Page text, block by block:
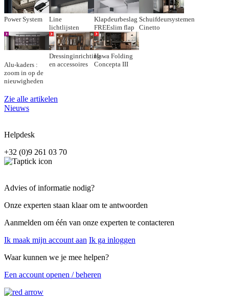
Power System
Line
lichtlijsten
Klapdeurbeslag
FREEslim flap
Schuifdeursystemen
Cinetto
Alu-kaders :
zoom in op de
nieuwigheden
Dressinginrichting
en accessoires
Hawa Folding
Concepta III
Zie alle artikelen
Nieuws
Helpdesk
+32 (0)9 261 03 70
Advies of informatie nodig?
Onze experten staan klaar om te antwoorden
Aanmelden om één van onze experten te contacteren
Ik maak mijn account aan Ik ga inloggen
Waar kunnen we je mee helpen?
Een account openen / beheren